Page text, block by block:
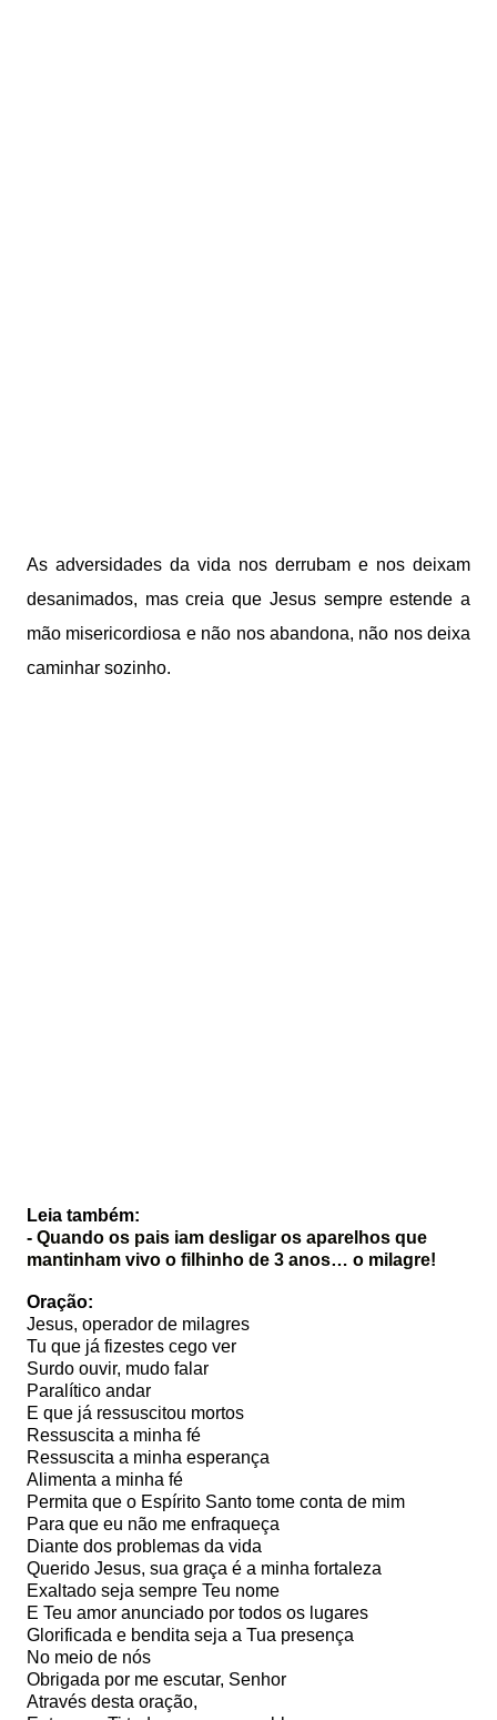
As adversidades da vida nos derrubam e nos deixam
desanimados, mas creia que Jesus sempre estende a
mão misericordiosa e não nos abandona, não nos deixa
caminhar sozinho.
Leia também:
- Quando os pais iam desligar os aparelhos que
mantinham vivo o filhinho de 3 anos… o milagre!
Oração:
Jesus, operador de milagres
Tu que já fizestes cego ver
Surdo ouvir, mudo falar
Paralítico andar
E que já ressuscitou mortos
Ressuscita a minha fé
Ressuscita a minha esperança
Alimenta a minha fé
Permita que o Espírito Santo tome conta de mim
Para que eu não me enfraqueça
Diante dos problemas da vida
Querido Jesus, sua graça é a minha fortaleza
Exaltado seja sempre Teu nome
E Teu amor anunciado por todos os lugares
Glorificada e bendita seja a Tua presença
No meio de nós
Obrigada por me escutar, Senhor
Através desta oração,